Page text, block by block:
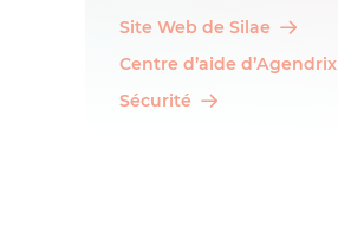
Site Web de Silae
Centre d’aide d’Agendrix
Sécurité